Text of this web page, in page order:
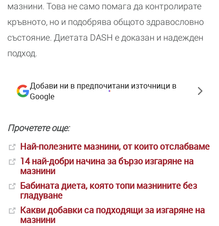
мазнини. Това не само помага да контролирате
кръвното, но и подобрява общото здравословно
състояние. Диетата DASH е доказан и надежден
подход.
Добави ни в предпочитани източници в
Google
Прочетете още:
Най-полезните мазнини, от които отслабваме
14 най-добри начинa за бързо изгаряне на
мазнини
Бабината диета, която топи мазнините без
гладуване
Какви добавки са подходящи за изгаряне на
мазнини